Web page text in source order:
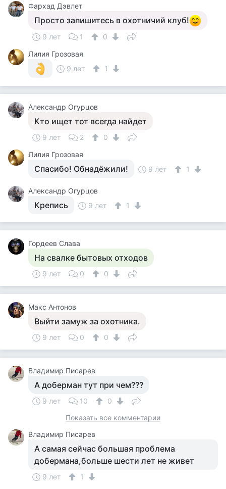
Фархад Дэвлет
Просто запишитесь в охотничий клуб!
9 лет 1
0
Лилия Грозовая
9 лет
1
Александр Огурцов
Кто ищет тот всегда найдет
9 лет 2
0
Лилия Грозовая
Спасибо! Обнадёжили! 9 лет 1
Александр Огурцов
Крепись 9 лет 1
Гордеев Слава
На свалке бытовых отходов
9 лет 0 0
Макс Антонов
Выйти замуж за охотника.
9 лет 0 0
Владимир Писарев
А доберман тут при чем???
9 лет 10
0
Показать все комментарии
Владимир Писарев
А самая сейчас большая проблема
добермана,больше шести лет не живет
9 лет
1